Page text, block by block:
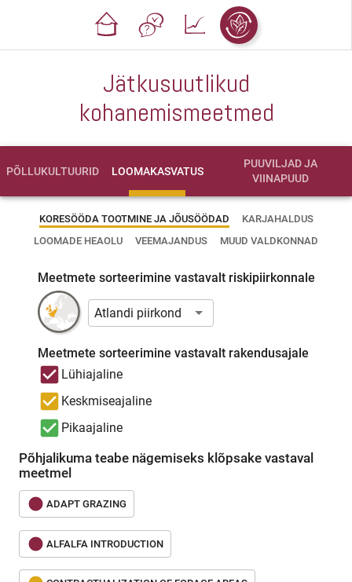
Jätkusuutlikud
kohanemismeetmed
PÕLLUKULTUURID LOOMAKASVATUS
PUUVILJAD JA
VIINAPUUD
KORESÖÖDA TOOTMINE JA JÕUSÖÖDAD
KARJAHALDUS
LOOMADE HEAOLU
VEEMAJANDUS MUUD VALDKONNAD
Meetmete sorteerimine vastavalt riskipiirkonnale
Atlandi piirkond
Meetmete sorteerimine vastavalt rakendusajale
Lühiajaline
Keskmiseajaline
Pikaajaline
Põhjalikuma teabe nägemiseks klõpsake vastaval
meetmel
ADAPT GRAZING
ALFALFA INTRODUCTION